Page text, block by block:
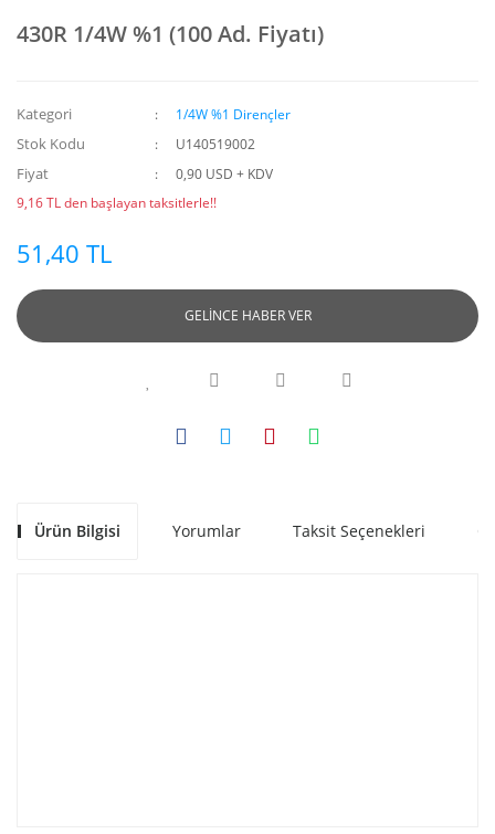
430R 1/4W %1 (100 Ad. Fiyatı)
Kategori 1/4W %1 Dirençler
Stok Kodu U140519002
Fiyat
0,90 USD + KDV
9,16 TL den başlayan taksitlerle!!
51,40 TL
GELİNCE HABER VER
Ürün Bilgisi Yorumlar Taksit Seçenekleri